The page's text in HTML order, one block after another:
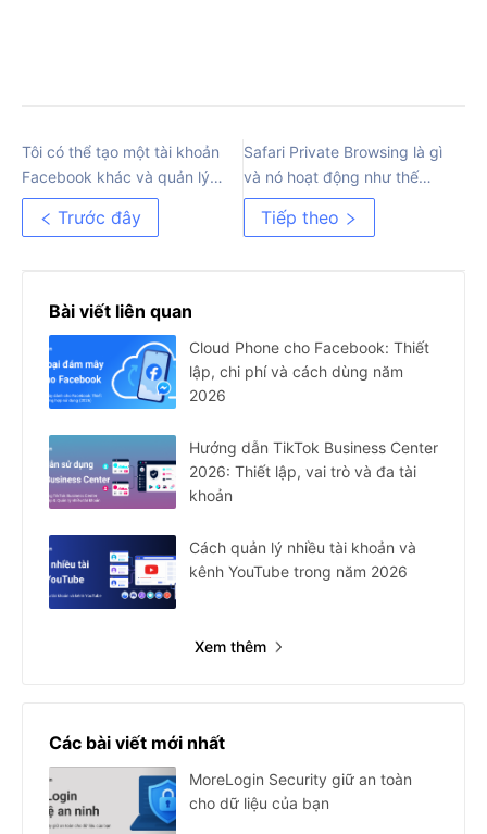
Tôi có thể tạo một tài khoản
Facebook khác và quản lý
nhiều tài khoản một cách an
toàn không?
Trước đây
Safari Private Browsing là gì
và nó hoạt động như thế
nào
Tiếp theo
Bài viết liên quan
Cloud Phone cho Facebook: Thiết
lập, chi phí và cách dùng năm
2026
Hướng dẫn TikTok Business Center
2026: Thiết lập, vai trò và đa tài
khoản
Cách quản lý nhiều tài khoản và
kênh YouTube trong năm 2026
Xem thêm
Các bài viết mới nhất
MoreLogin Security giữ an toàn
cho dữ liệu của bạn